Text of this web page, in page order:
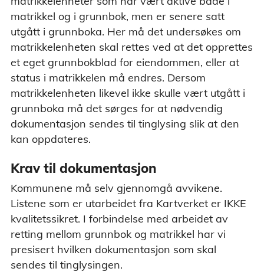
matrikkel og i grunnbok, men er senere satt
utgått i grunnboka. Her må det undersøkes om
matrikkelenheten skal rettes ved at det opprettes
et eget grunnbokblad for eiendommen, eller at
status i matrikkelen må endres. Dersom
matrikkelenheten likevel ikke skulle vært utgått i
grunnboka må det sørges for at nødvendig
dokumentasjon sendes til tinglysing slik at den
kan oppdateres.
Krav til dokumentasjon
Kommunene må selv gjennomgå avvikene.
Listene som er utarbeidet fra Kartverket er IKKE
kvalitetssikret. I forbindelse med arbeidet av
retting mellom grunnbok og matrikkel har vi
presisert hvilken dokumentasjon som skal
sendes til tinglysingen.